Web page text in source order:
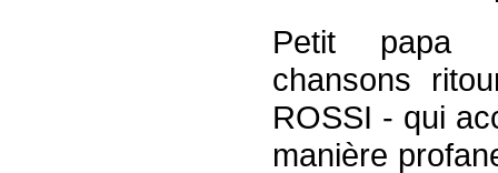
Petit papa
chansons
ROSSI - qui
manière